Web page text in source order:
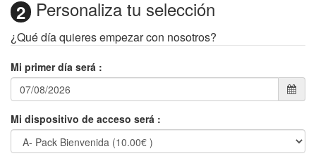
2 Personaliza tu selección
¿Qué día quieres empezar con nosotros?
Mi primer día será :
Mi dispositivo de acceso será :